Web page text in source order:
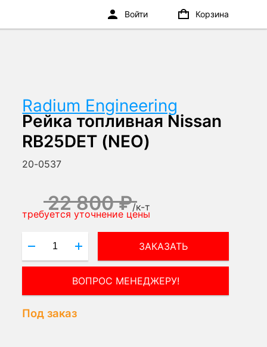
Radium Engineering
Рейка топливная Nissan
RB25DET (NEO)
20-0537
22 800 ₽/к-т
требуется уточнение цены
ЗАКАЗАТЬ
ВОПРОС МЕНЕДЖЕРУ!
Под заказ
Войти Корзина